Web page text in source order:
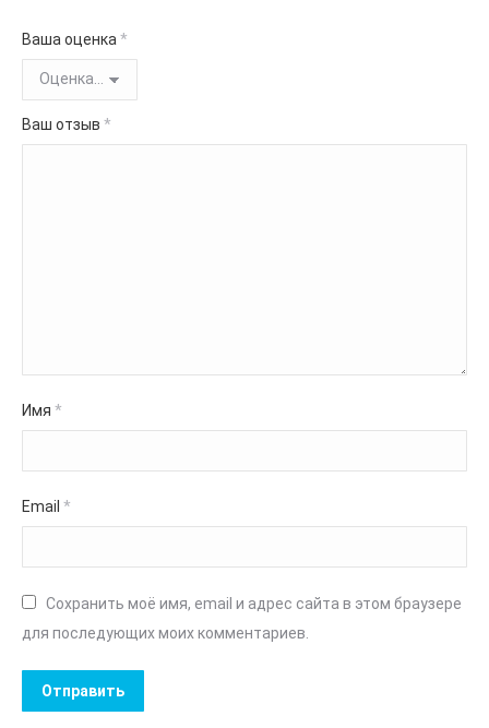
Ваша оценка *
Ваш отзыв *
Имя *
Email *
Сохранить моё имя, email и адрес сайта в этом браузере
для последующих моих комментариев.